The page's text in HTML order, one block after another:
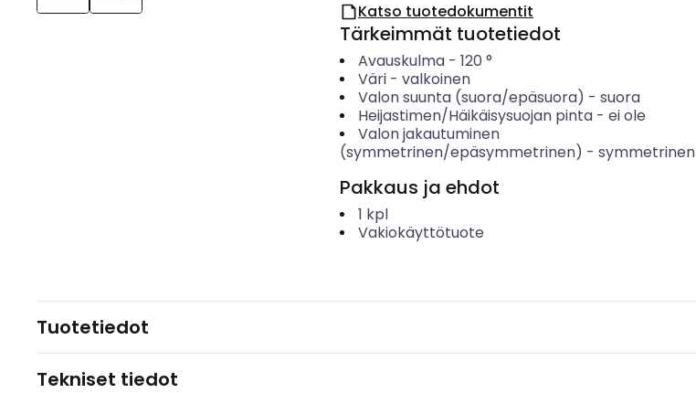
Katso tuotedokumentit
Tärkeimmät tuotetiedot
Avauskulma- 120 °
Väri- valkoinen
Valon suunta (suora/epäsuora) - suora
Heijastimen/Häikäisysuojan pinta- ei ole
Valon jakautuminen
(symmetrinen/epäsymmetrinen) - symmetrinen
Pakkaus ja ehdot
1 kpl
Vakiokäyttötuote
Tuotetiedot
Tekniset tiedot